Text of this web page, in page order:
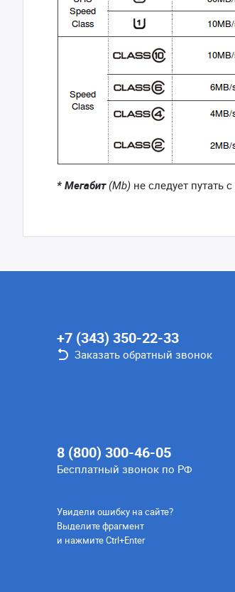
* Мегабит(Mb) не следует путать с
+7 (343) 350-22-33
Заказать обратный звонок
8 (800) 300-46-05
Бесплатный звонок по РФ
Увидели ошибку на сайте?
Выделите фрагмент
и нажмите Ctrl+Enter